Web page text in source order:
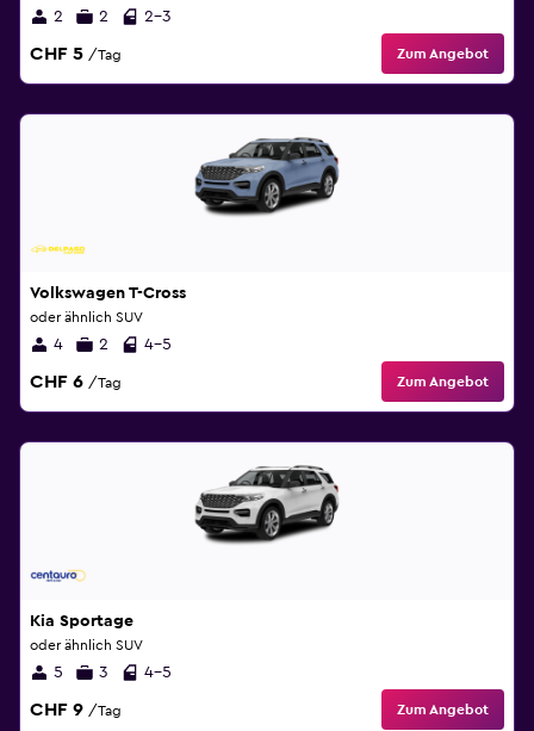
2 2 2-3
CHF 5 /Tag Zum Angebot
Volkswagen T-Cross
oder ähnlich SUV
4 2 4-5
CHF 6 /Tag Zum Angebot
Kia Sportage
oder ähnlich SUV
5 3 4-5
CHF 9 /Tag Zum Angebot